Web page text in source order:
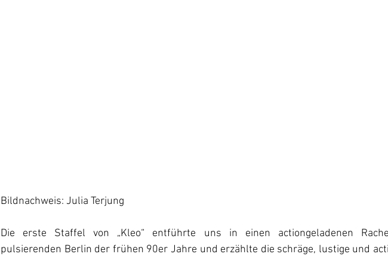
Bildnachweis: Julia Terjung
Die erste Staffel von „Kleo“ entführte uns in einen actiongeladenen
pulsierenden Berlin der frühen 90er Jahre und erzählte die schräge, lustige und